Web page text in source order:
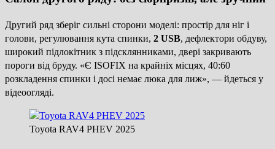
Другий ряд зберіг сильні сторони моделі: простір для ніг і
голови, регулювання кута спинки, 2 USB, дефлектори обдуву,
широкий підлокітник з підсклянниками, двері закривають
пороги від бруду. «Є ISOFIX на крайніх місцях, 40:60
розкладення спинки і досі немає люка для лиж», — йдеться у
відеоогляді.
Toyota RAV4 PHEV 2025